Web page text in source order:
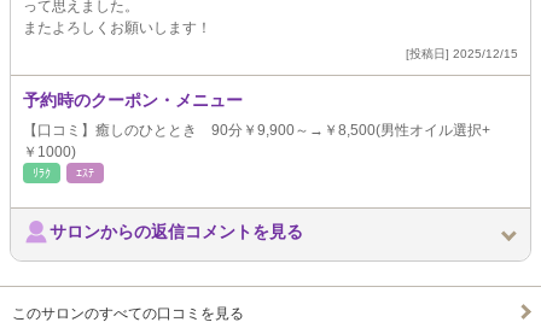
って思えました。
またよろしくお願いします！
[投稿日] 2025/12/15
予約時のクーポン・メニュー
【口コミ】癒しのひととき 90分￥9,900～→￥8,500(男性オイル選択+
￥1000)
ﾘﾗｸ ｴｽﾃ
サロンからの返信コメントを見る
このサロンのすべての口コミを見る